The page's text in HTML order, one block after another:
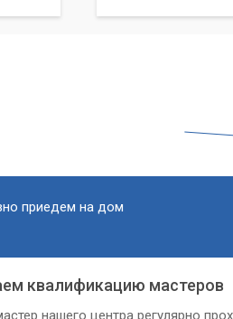
приедем на дом
квалификацию мастеров
нашего центра регулярно